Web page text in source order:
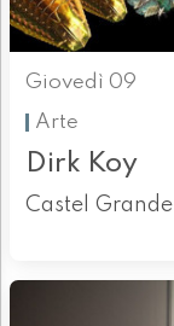
Giovedì 09
Arte
Dirk Koy
Castel Grande